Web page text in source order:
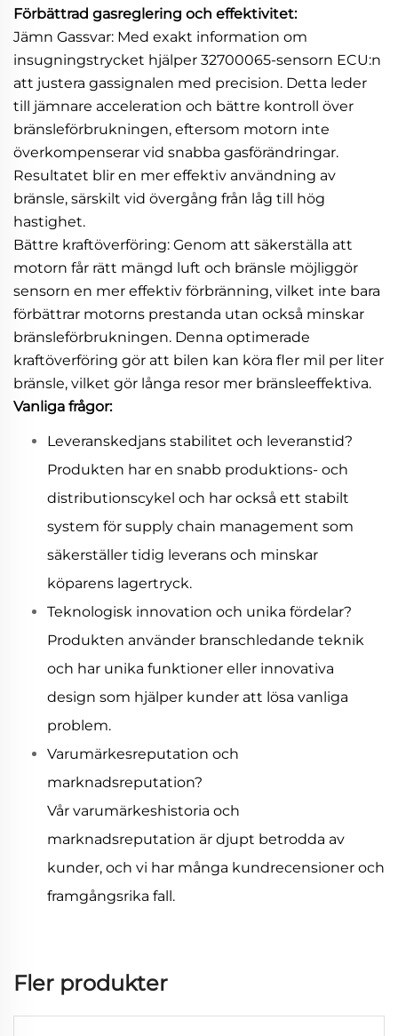
Förbättrad gasreglering och effektivitet:
Jämn Gassvar: Med exakt information om
insugningstrycket hjälper 32700065-sensorn ECU:n
att justera gassignalen med precision. Detta leder
till jämnare acceleration och bättre kontroll över
bränsleförbrukningen, eftersom motorn inte
överkompenserar vid snabba gasförändringar.
Resultatet blir en mer effektiv användning av
bränsle, särskilt vid övergång från låg till hög
hastighet.
Bättre kraftöverföring: Genom att säkerställa att
motorn får rätt mängd luft och bränsle möjliggör
sensorn en mer effektiv förbränning, vilket inte bara
förbättrar motorns prestanda utan också minskar
bränsleförbrukningen. Denna optimerade
kraftöverföring gör att bilen kan köra fler mil per liter
bränsle, vilket gör långa resor mer bränsleeffektiva.
Vanliga frågor:
Leveranskedjans stabilitet och leveranstid?
Produkten har en snabb produktions- och
distributionscykel och har också ett stabilt
system för supply chain management som
säkerställer tidig leverans och minskar
köparens lagertryck.
Teknologisk innovation och unika fördelar?
Produkten använder branschledande teknik
och har unika funktioner eller innovativa
design som hjälper kunder att lösa vanliga
problem.
Varumärkesreputation och
marknadsreputation?
Vår varumärkeshistoria och
marknadsreputation är djupt betrodda av
kunder, och vi har många kundrecensioner och
framgångsrika fall.
Fler produkter